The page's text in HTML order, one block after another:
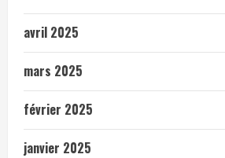
avril 2025
mars 2025
février 2025
janvier 2025